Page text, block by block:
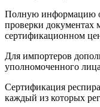
Полную информацию
проверки
сертификационном
Для импортеров
уполномоченного
Сертификация
каждый из которых